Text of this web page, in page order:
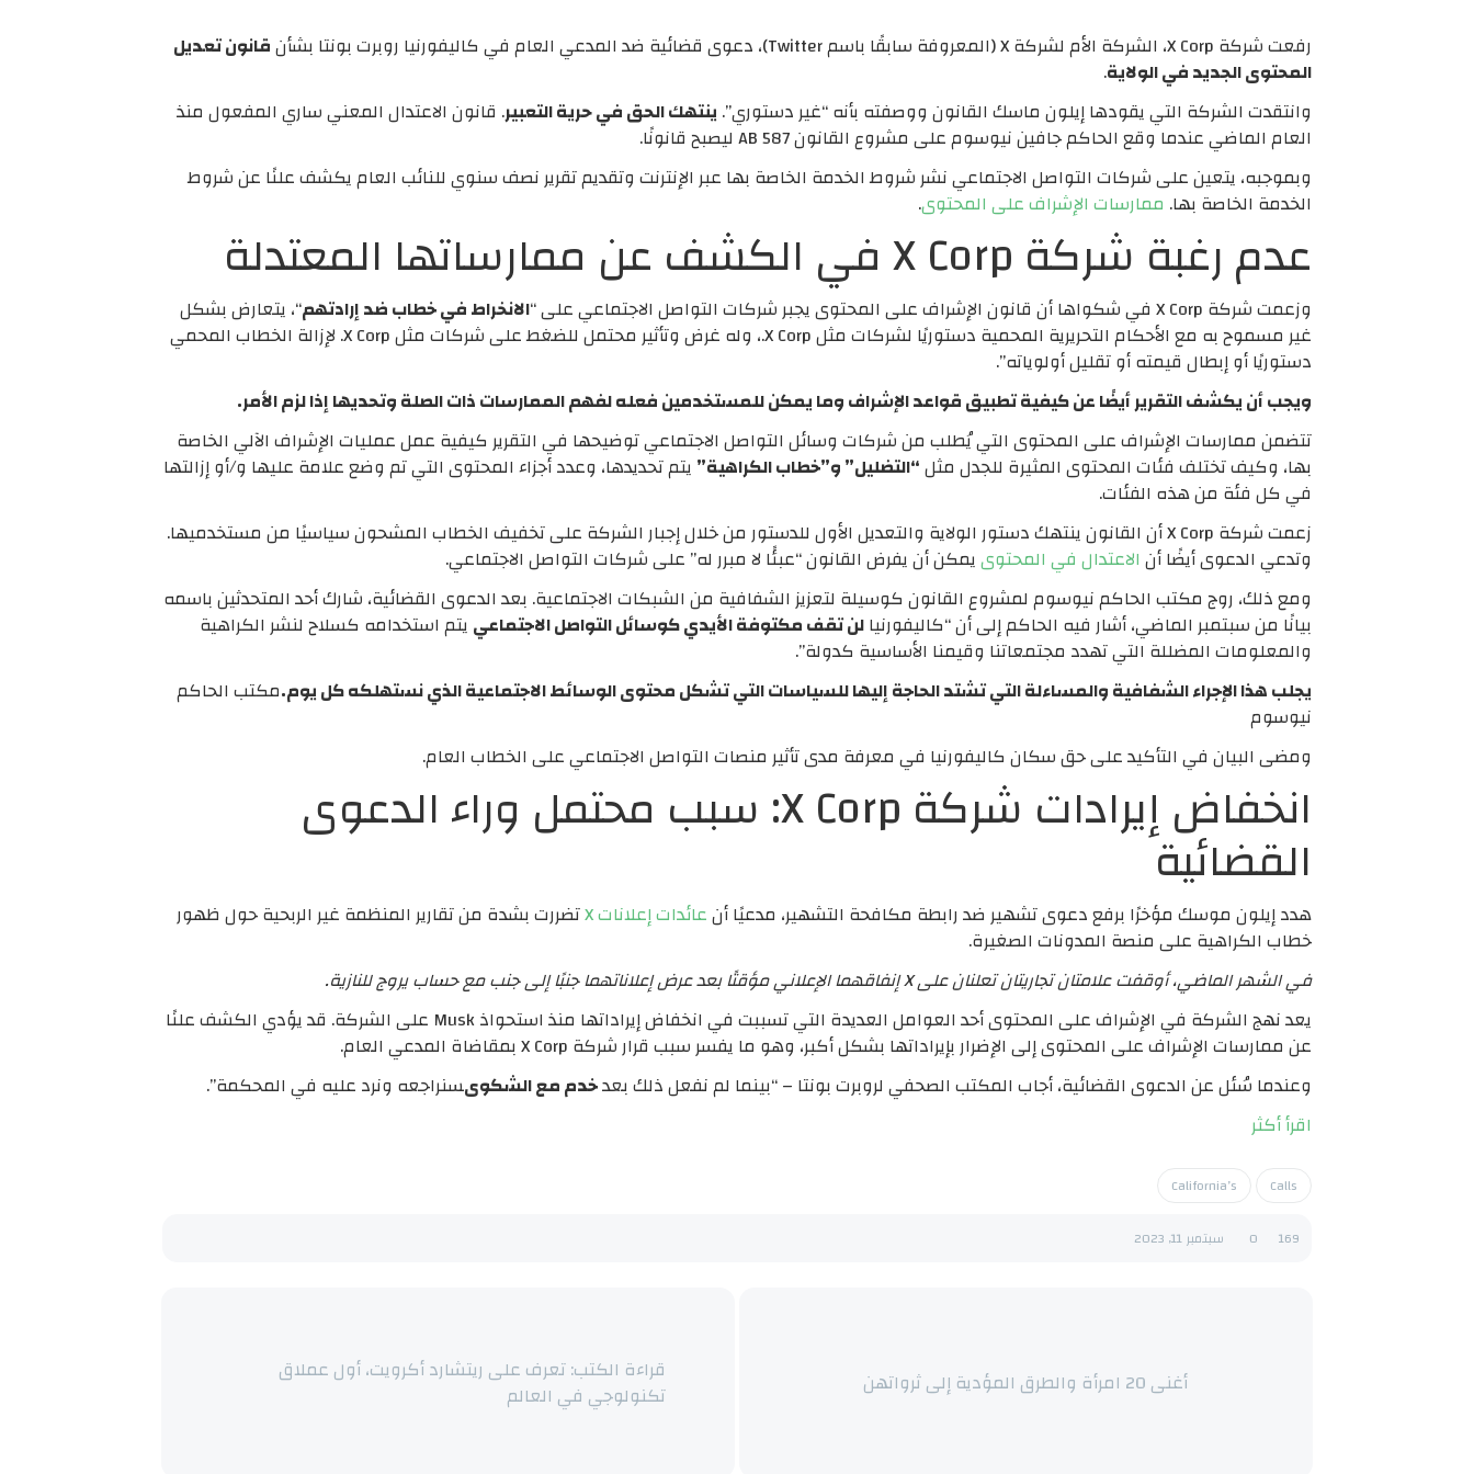
رفعت شركة X Corp، الشركة الأم لشركة X (المعروفة سابقًا باسم Twitter)، دعوى قضائية ضد المدعي العام في كاليفورنيا روبرت بونتا بشأن
قانون تعديل
المحتوى الجديد في الولاية.
وانتقدت الشركة التي يقودها إيلون ماسك القانون ووصفته بأنه “غير دستوري”.ينتهك الحق في حرية التعبير. قانون الاعتدال المعني ساري المفعول منذ
العام الماضي عندما وقع الحاكم جافين نيوسوم على مشروع القانون AB 587 ليصبح قانونًا.
وبموجبه، يتعين على شركات التواصل الاجتماعي نشر شروط الخدمة الخاصة بها عبر الإنترنت وتقديم تقرير نصف سنوي للنائب العام يكشف علنًا عن شروط
الخدمة الخاصة بها. ممارسات الإشراف على المحتوى.
عدم رغبة شركة X Corp في الكشف عن ممارساتها المعتدلة
وزعمت شركة X Corp في شكواها أن قانون الإشراف على المحتوى يجبر شركات التواصل الاجتماعي على “ الانخراط في خطاب ضد إرادتهم“، يتعارض بشكل
غير مسموح به مع الأحكام التحريرية المحمية دستوريًا لشركات مثل X Corp.، وله غرض وتأثير محتمل للضغط على شركات مثل X Corp. لإزالة الخطاب المحمي
دستوريًا أو إبطال قيمته أو تقليل أولوياته”.
ويجب أن يكشف التقرير أيضًا عن كيفية تطبيق قواعد الإشراف وما يمكن للمستخدمين فعله لفهم الممارسات ذات الصلة وتحديها إذا لزم الأمر.
تتضمن ممارسات الإشراف على المحتوى التي يُطلب من شركات وسائل التواصل الاجتماعي توضيحها في التقرير كيفية عمل عمليات الإشراف الآلي الخاصة
بها، وكيف تختلف فئات المحتوى المثيرة للجدل مثل“التضليل” و”خطاب الكراهية” يتم تحديدها، وعدد أجزاء المحتوى التي تم وضع علامة عليها و/أو إزالتها
في كل فئة من هذه الفئات.
زعمت شركة X Corp أن القانون ينتهك دستور الولاية والتعديل الأول للدستور من خلال إجبار الشركة على تخفيف الخطاب المشحون سياسيًا من مستخدميها.
وتدعي الدعوى أيضًا أن الاعتدال في المحتوىيمكن أن يفرض القانون “عبئًا لا مبرر له” على شركات التواصل الاجتماعي.
ومع ذلك، روج مكتب الحاكم نيوسوم لمشروع القانون كوسيلة لتعزيز الشفافية من الشبكات الاجتماعية. بعد الدعوى القضائية، شارك أحد المتحدثين باسمه
بيانًا من سبتمبر الماضي، أشار فيه الحاكم إلى أن “كاليفورنيالن تقف مكتوفة الأيدي كوسائل التواصل الاجتماعي يتم استخدامه كسلاح لنشر الكراهية
والمعلومات المضللة التي تهدد مجتمعاتنا وقيمنا الأساسية كدولة”.
يجلب هذا الإجراء الشفافية والمساءلة التي تشتد الحاجة إليها للسياسات التي تشكل محتوى الوسائط الاجتماعية الذي نستهلكه كل يوم.مكتب الحاكم
نيوسوم
ومضى البيان في التأكيد على حق سكان كاليفورنيا في معرفة مدى تأثير منصات التواصل الاجتماعي على الخطاب العام.
انخفاض إيرادات شركة X Corp: سبب محتمل وراء الدعوى
القضائية
هدد إيلون موسك مؤخرًا برفع دعوى تشهير ضد رابطة مكافحة التشهير، مدعيًا أنعائدات إعلانات X تضررت بشدة من تقارير المنظمة غير الربحية حول ظهور
خطاب الكراهية على منصة المدونات الصغيرة.
في الشهر الماضي، أوقفت علامتان تجاريتان تعلنان على X إنفاقهما الإعلاني مؤقتًا بعد عرض إعلاناتهما جنبًا إلى جنب مع حساب يروج للنازية.
يعد نهج الشركة في الإشراف على المحتوى أحد العوامل العديدة التي تسببت في انخفاض إيراداتها منذ استحواذ Musk على الشركة. قد يؤدي الكشف علنًا
عن ممارسات الإشراف على المحتوى إلى الإضرار بإيراداتها بشكل أكبر، وهو ما يفسر سبب قرار شركة X Corp بمقاضاة المدعي العام.
وعندما سُئل عن الدعوى القضائية، أجاب المكتب الصحفي لروبرت بونتا – “بينما لم نفعل ذلك بعدخدم مع الشكوىسنراجعه ونرد عليه في المحكمة”.
اقرأ أكثر
California’s Calls
169
0 سبتمبر 11, 2023
قراءة الكتب: تعرف على ريتشارد أكرويت، أول عملاق
تكنولوجي في العالم
أغنى 20 امرأة والطرق المؤدية إلى ثرواتهن